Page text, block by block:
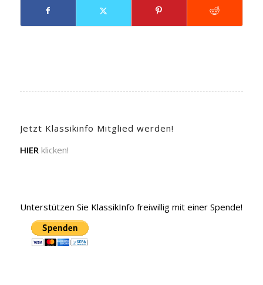
Jetzt Klassikinfo Mitglied werden!
HIER klicken!
Unterstützen Sie KlassikInfo freiwillig mit einer Spende!